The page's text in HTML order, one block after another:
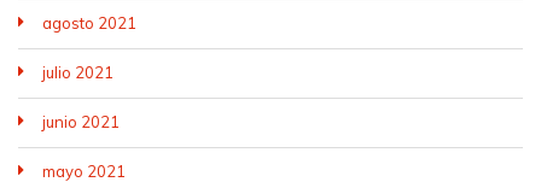
agosto 2021
julio 2021
junio 2021
mayo 2021